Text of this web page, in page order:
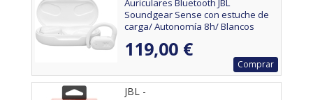
Soundgear Sense con estuche de
carga/ Autonomía 8h/ Blancos
119,00 €
Comprar
JBL -